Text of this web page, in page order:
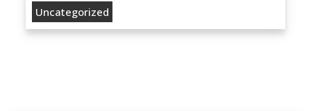
Uncategorized